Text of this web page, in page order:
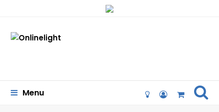
Menu
lightbulb-
user-Cart